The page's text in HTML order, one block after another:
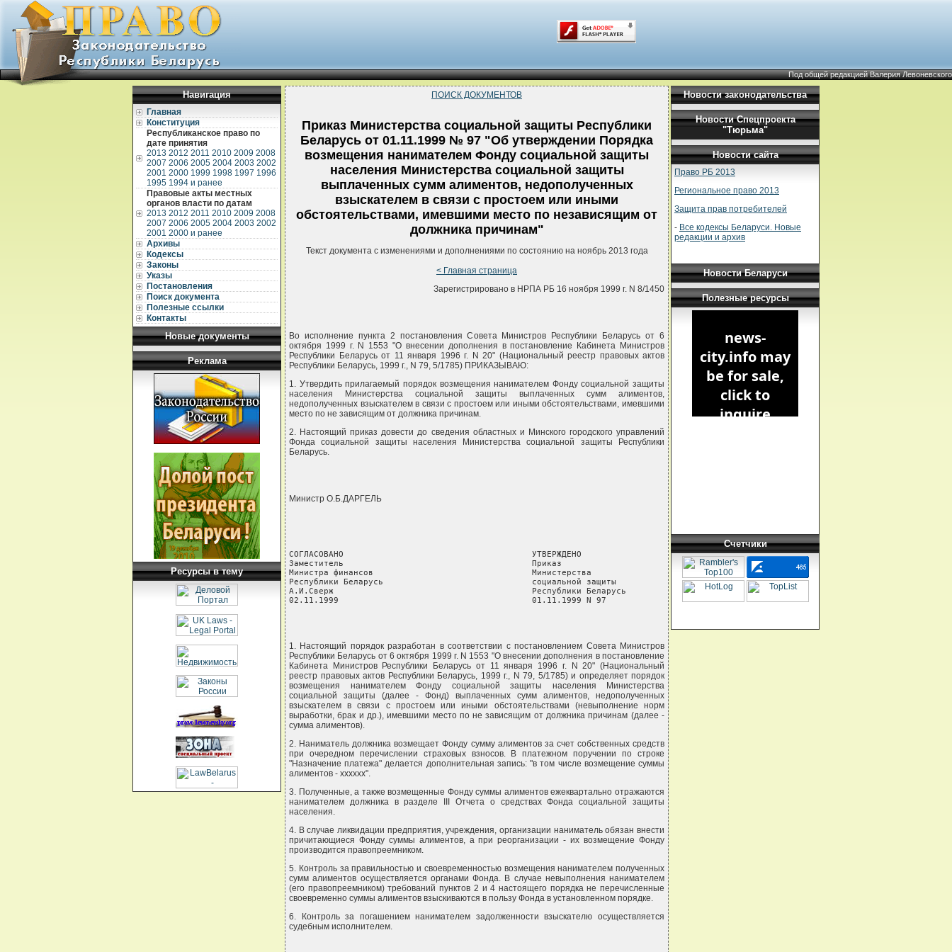
Под общей редакцией Валерия Левоневского
Навигация
Главная
Конституция
Республиканское право по
дате принятия
2013 2012 2011 2010 2009 2008
2007 2006 2005 2004 2003 2002
2001 2000 1999 1998 1997 1996
1995 1994 и ранее
Правовые акты местных
органов власти по датам
2013 2012 2011 2010 2009 2008
2007 2006 2005 2004 2003 2002
2001 2000 и ранее
Архивы
Кодексы
Законы
Указы
Постановления
Поиск документа
Полезные ссылки
Контакты
Новые документы
Реклама
Ресурсы в тему
ПОИСК ДОКУМЕНТОВ
Приказ Министерства социальной защиты Республики
Беларусь от 01.11.1999 № 97 "Об утверждении Порядка
возмещения нанимателем Фонду социальной защиты
населения Министерства социальной защиты
выплаченных сумм алиментов, недополученных
взыскателем в связи с простоем или иными
обстоятельствами, имевшими место по независящим от
должника причинам"
Текст документа с изменениями и дополнениями по состоянию на ноябрь 2013 года
< Главная страница
Зарегистрировано в НРПА РБ 16 ноября 1999 г. N 8/1450
Во исполнение пункта 2 постановления Совета Министров Республики Беларусь от 6
октября 1999 г. N 1553 "О внесении дополнения в постановление Кабинета Министров
Республики Беларусь от 11 января 1996 г. N 20" (Национальный реестр правовых актов
Республики Беларусь, 1999 г., N 79, 5/1785) ПРИКАЗЫВАЮ:
1. Утвердить прилагаемый порядок возмещения нанимателем Фонду социальной защиты
населения Министерства социальной защиты выплаченных сумм алиментов,
недополученных взыскателем в связи с простоем или иными обстоятельствами, имевшими
место по не зависящим от должника причинам.
2. Настоящий приказ довести до сведения областных и Минского городского управлений
Фонда социальной защиты населения Министерства социальной защиты Республики
Беларусь.
Министр О.Б.ДАРГЕЛЬ
СОГЛАСОВАНО                                      УТВЕРЖДЕНО
Заместитель                                      Приказ
Министра финансов                                Министерства
Республики Беларусь                              социальной защиты
А.И.Сверж                                        Республики Беларусь
02.11.1999                                       01.11.1999 N 97
1. Настоящий порядок разработан в соответствии с постановлением Совета Министров
Республики Беларусь от 6 октября 1999 г. N 1553 "О внесении дополнения в постановление
Кабинета Министров Республики Беларусь от 11 января 1996 г. N 20" (Национальный
реестр правовых актов Республики Беларусь, 1999 г., N 79, 5/1785) и определяет порядок
возмещения нанимателем Фонду социальной защиты населения Министерства
социальной защиты (далее - Фонд) выплаченных сумм алиментов, недополученных
взыскателем в связи с простоем или иными обстоятельствами (невыполнение норм
выработки, брак и др.), имевшими место по не зависящим от должника причинам (далее -
сумма алиментов).
2. Наниматель должника возмещает Фонду сумму алиментов за счет собственных средств
при очередном перечислении страховых взносов. В платежном поручении по строке
"Назначение платежа" делается дополнительная запись: "в том числе возмещение суммы
алиментов - xxxxxx".
3. Полученные, а также возмещенные Фонду суммы алиментов ежеквартально отражаются
нанимателем должника в разделе III Отчета о средствах Фонда социальной защиты
населения.
4. В случае ликвидации предприятия, учреждения, организации наниматель обязан внести
причитающиеся Фонду суммы алиментов, а при реорганизации - их возмещение Фонду
производится правопреемником.
5. Контроль за правильностью и своевременностью возмещения нанимателем полученных
сумм алиментов осуществляется органами Фонда. В случае невыполнения нанимателем
(его правопреемником) требований пунктов 2 и 4 настоящего порядка не перечисленные
своевременно суммы алиментов взыскиваются в пользу Фонда в установленном порядке.
6. Контроль за погашением нанимателем задолженности взыскателю осуществляется
судебным исполнителем.
Новости законодательства
Новости Спецпроекта
"Тюрьма"
Новости сайта
Право РБ 2013
Региональное право 2013
Защита прав потребителей
- Все кодексы Беларуси. Новые
редакции и архив
Новости Беларуси
Полезные ресурсы
Счетчики